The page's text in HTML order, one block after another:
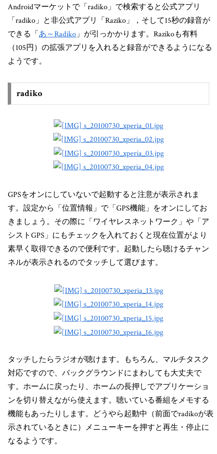
Androidマーケットで「radiko」で検索すると公式アプリ
「radiko」と非公式アプリ「Raziko」，そして15秒の録音が
できる「 あ～Radiko」が引っかかります。Razikoも有料
（105円）の拡張アプリを入れると録音ができるようになる
ようです。
radiko
GPSをオンにしていないで起動すると注意が表示されま
す。設定から「位置情報」で「GPS機能」をオンにしてお
きましょう。その際に「ワイヤレスネットワーク」や「ア
シストGPS」にもチェックを入れておくと現在位置がより
素早く取得できるので便利です。起動したら聴けるチャン
ネルが表示されるのでタッチして選びます。
タッチしたらラジオが聴けます。もちろん、マルチタスク
対応ですので、バックグラウンドにまわしても大丈夫で
す。ホームに戻ったり、ホームの長押しでアプリケーショ
ンを切り替えながら使えます。聴いている番組をメモする
機能もあったりします。どうやら起動中（前面でradikoが表
示されているときに）メニューキーを押すと再生・停止に
なるようです。